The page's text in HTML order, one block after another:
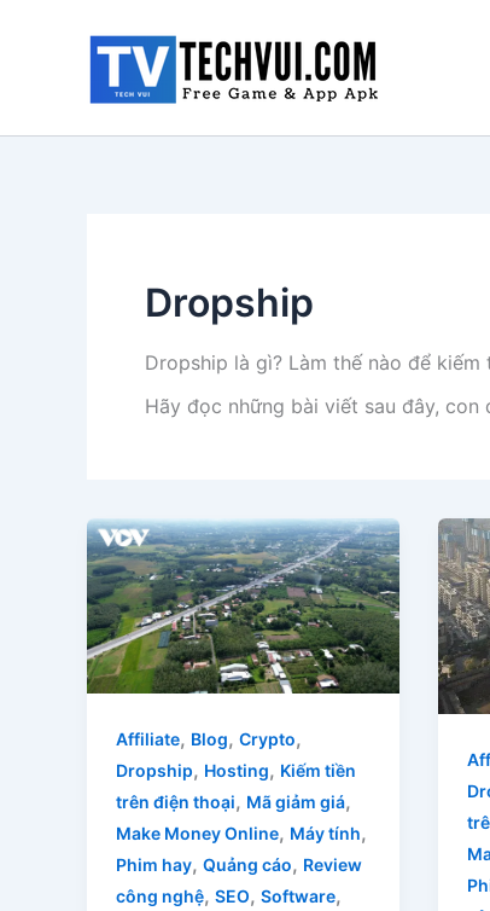
Dropship
Dropship là gì? Làm thế nào để kiếm
Hãy đọc những bài viết sau đây,
Affiliate, Blog, Crypto,
Dropship, Hosting, Kiếm tiền
trên điện thoại, Mã giảm giá,
Make Money Online, Máy tính,
Phim hay, Quảng cáo, Review
công nghệ, SEO, Software,